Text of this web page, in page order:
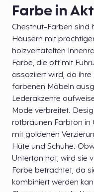
Farbe in
Chestnut-Farben sind
Häusern mit
holzvertäfelten
Farbe, die oft mit
assoziiert wird, da
farbenen Möbeln
Lederakzente
Mode verbreitet.
rotbraunen Farbton in
mit goldenen
Hüte und Schuhe.
Unterton hat, wird sie
Farbe betrachtet, da
kombiniert werden